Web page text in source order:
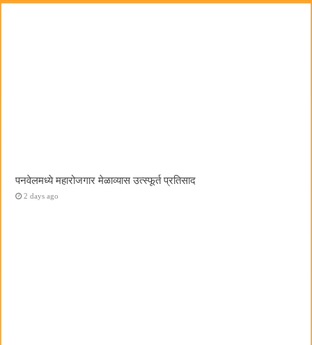
पनवेलमध्ये महारोजगार मेळाव्यास उत्स्फूर्त प्रतिसाद
2 days ago